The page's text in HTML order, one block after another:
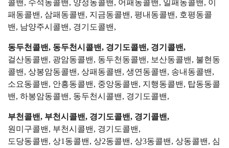
콜밴, 수석동콜밴, 양정동콜밴, 어패동콜밴, 일패동콜밴, 이
패동콜밴, 삼패동콜밴, 지금동콜밴, 평내동콜밴, 호평동콜
밴, 남양주시콜밴, 경기도콜밴,
동두천콜밴, 동두천시콜밴, 경기도콜밴, 경기콜밴,
걸산동콜밴, 광암동콜밴, 동두천동콜밴, 보산동콜밴, 불현동
콜밴, 상봉암동콜밴, 상패동콜밴, 생연동콜밴, 송내동콜밴,
소요동콜밴, 안흥동콜밴, 중앙동콜밴, 지행동콜밴, 탑동동콜
밴, 하봉암동콜밴, 동두천시콜밴, 경기도콜밴,
부천콜밴, 부천시콜밴, 경기도콜밴, 경기콜밴,
원미구콜밴, 부천시콜밴, 경기도콜밴,
도당동콜밴, 상1동콜밴, 상2동콜밴, 상3동콜밴, 상동콜밴, 심